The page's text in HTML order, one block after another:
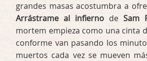
grandes masas acostumbra a
Arrástrame al infiernodeSam
mortem empieza como una cinta
conforme van pasando los
muertos cada vez se mueven